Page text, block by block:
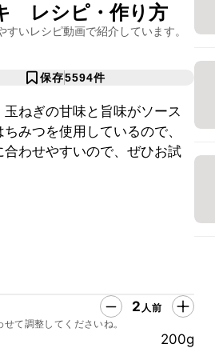
レシピ・作り方
すいレシピ動画で紹介しています。
保存5594件
ねぎの甘味と旨味がソース
みつを使用しているので、
わせやすいので、ぜひお試
2 人前
て調整してくださいね。
200g